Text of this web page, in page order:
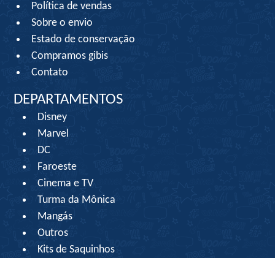
Política de vendas
Sobre o envio
Estado de conservação
Compramos gibis
Contato
DEPARTAMENTOS
Disney
Marvel
DC
Faroeste
Cinema e TV
Turma da Mônica
Mangás
Outros
Kits de Saquinhos